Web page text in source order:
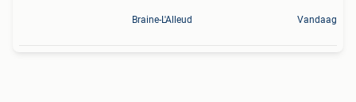
Braine-L'Alleud Vandaag